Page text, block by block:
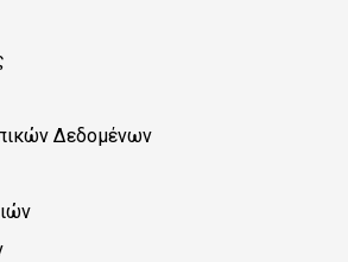
Δεδομένων